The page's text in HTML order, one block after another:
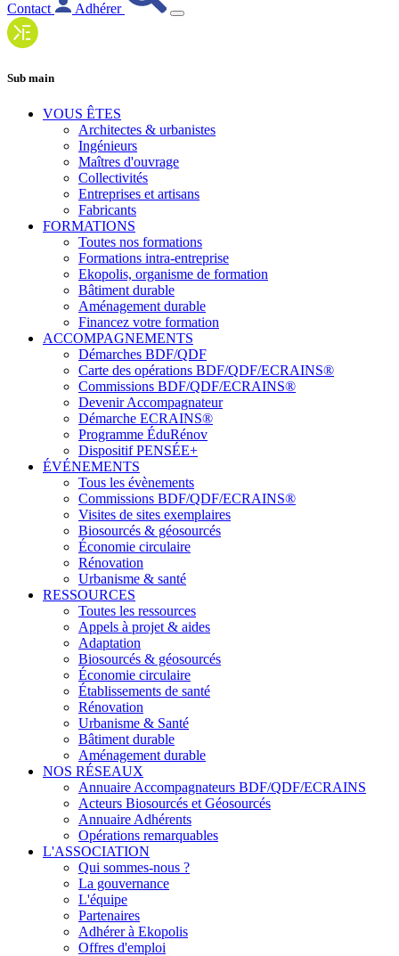
Contact Adhérer
Sub main
VOUS ÊTES
Architectes & urbanistes
Ingénieurs
Maîtres d'ouvrage
Collectivités
Entreprises et artisans
Fabricants
FORMATIONS
Toutes nos formations
Formations intra-entreprise
Ekopolis, organisme de formation
Bâtiment durable
Aménagement durable
Financez votre formation
ACCOMPAGNEMENTS
Démarches BDF/QDF
Carte des opérations BDF/QDF/ECRAINS®
Commissions BDF/QDF/ECRAINS®
Devenir Accompagnateur
Démarche ECRAINS®
Programme ÉduRénov
Dispositif PENSÉE+
ÉVÉNEMENTS
Tous les évènements
Commissions BDF/QDF/ECRAINS®
Visites de sites exemplaires
Biosourcés & géosourcés
Économie circulaire
Rénovation
Urbanisme & santé
RESSOURCES
Toutes les ressources
Appels à projet & aides
Adaptation
Biosourcés & géosourcés
Économie circulaire
Établissements de santé
Rénovation
Urbanisme & Santé
Bâtiment durable
Aménagement durable
NOS RÉSEAUX
Annuaire Accompagnateurs BDF/QDF/ECRAINS
Acteurs Biosourcés et Géosourcés
Annuaire Adhérents
Opérations remarquables
L'ASSOCIATION
Qui sommes-nous ?
La gouvernance
L'équipe
Partenaires
Adhérer à Ekopolis
Offres d'emploi